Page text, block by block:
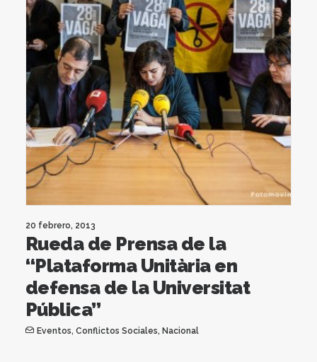
20 febrero, 2013
Rueda de Prensa de la
“Plataforma Unitària en
defensa de la Universitat
Pública”
Eventos, Conflictos Sociales, Nacional